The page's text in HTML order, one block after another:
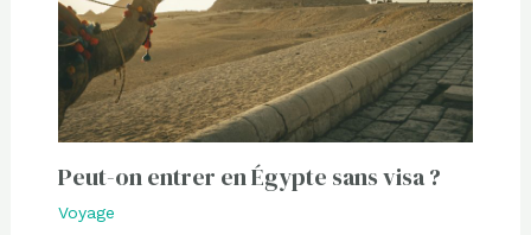
Peut-on entrer en Égypte sans visa ?
Voyage